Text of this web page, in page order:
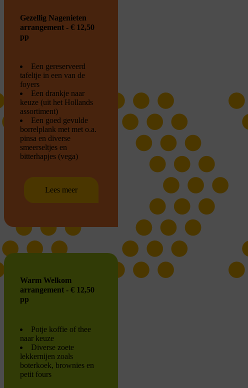
Gezellig Nagenieten
arrangement - € 12,50
pp
Een gereserveerd
tafeltje in een van de
foyers
Een drankje naar
keuze (uit het Hollands
assortiment)
Een goed gevulde
borrelplank met met o.a.
pinsa en diverse
smeerseltjes en
bitterhapjes (vega)
Lees meer
Warm Welkom
arrangement - € 12,50
pp
Potje koffie of thee
naar keuze
Diverse zoete
lekkernijen zoals
boterkoek, brownies en
petit fours